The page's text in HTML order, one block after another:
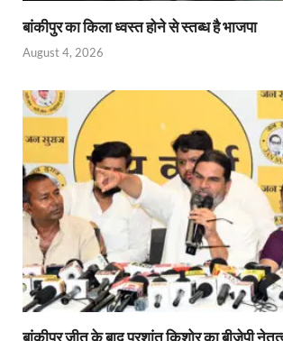
बांकीपुर का किला ध्वस्त होने से स्तब्ध है भाजपा
August 4, 2026
बांकीपुर जीत के बाद प्रशांत किशोर का बीजेपी